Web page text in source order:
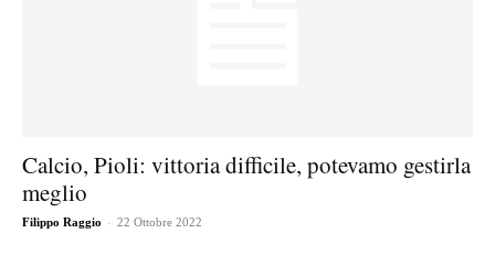
Calcio, Pioli: vittoria difficile, potevamo gestirla
meglio
Filippo Raggio - 22 Ottobre 2022